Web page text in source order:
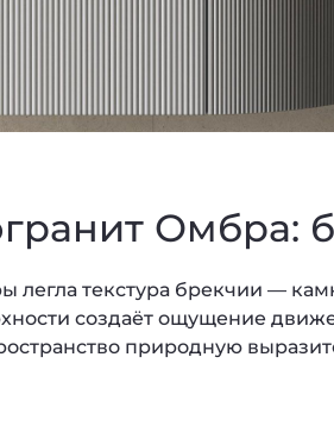
Омбра:
легла текстура брекчии —
создаёт ощущение
природную